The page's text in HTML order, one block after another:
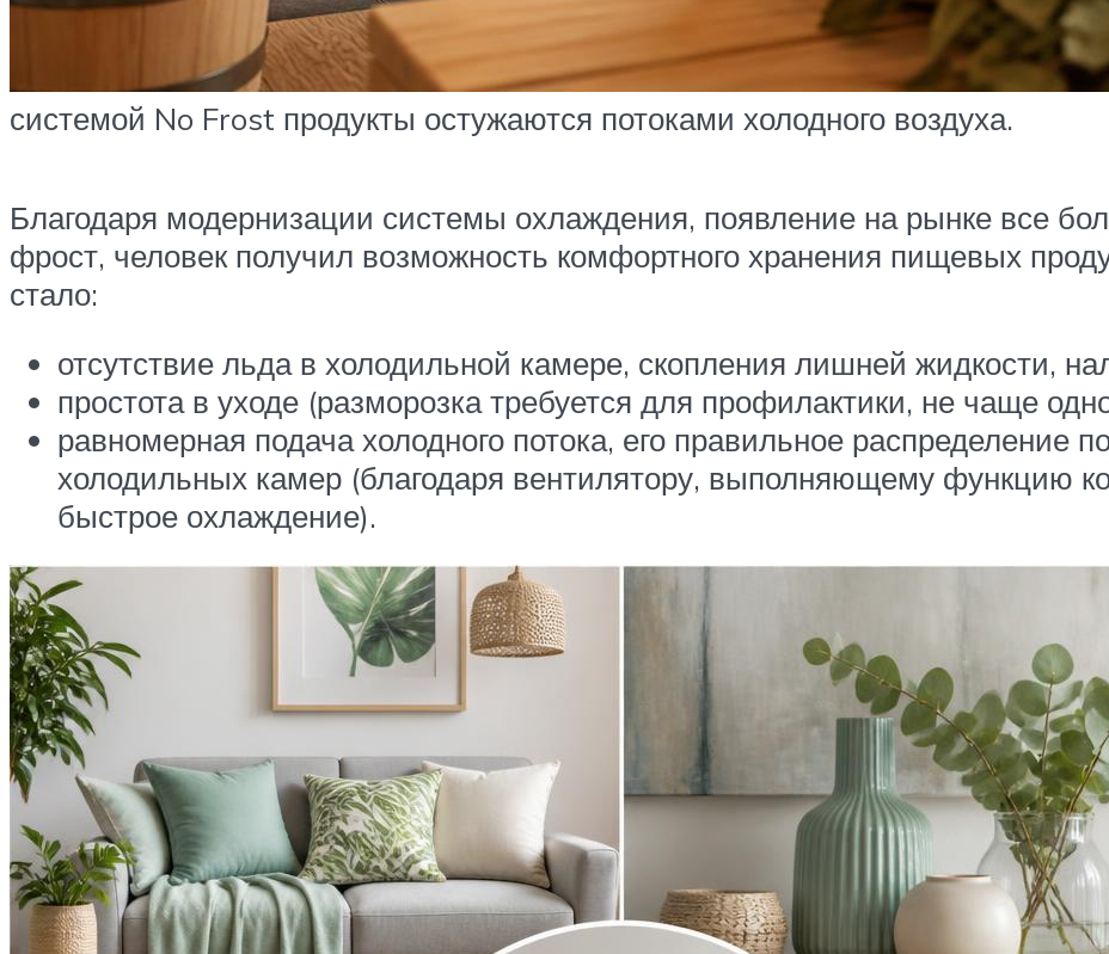
системой No Frost продукты остужаются потоками холодного воздуха.
Благодаря модернизации системы охлаждения, появление на рынке все
фрост, человек получил возможность комфортного хранения пищевых
стало:
отсутствие льда в холодильной камере, скопления лишней жидкости,
простота в уходе (разморозка требуется для профилактики, не чаще
равномерная подача холодного потока, его правильное распределение
холодильных камер (благодаря вентилятору, выполняющему функцию
быстрое охлаждение).